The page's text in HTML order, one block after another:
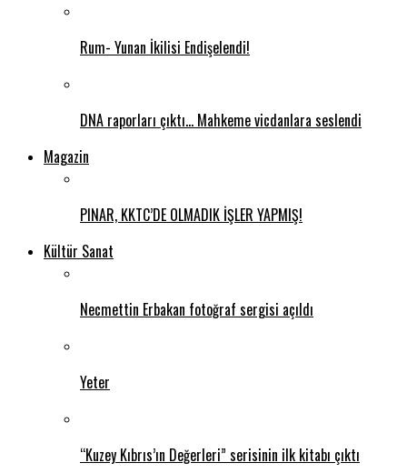
Rum- Yunan İkilisi Endişelendi!
DNA raporları çıktı… Mahkeme vicdanlara seslendi
Magazin
PINAR, KKTC’DE OLMADIK İŞLER YAPMIŞ!
Kültür Sanat
Necmettin Erbakan fotoğraf sergisi açıldı
Yeter
“Kuzey Kıbrıs’ın Değerleri” serisinin ilk kitabı çıktı